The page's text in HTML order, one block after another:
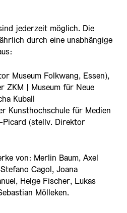
jederzeit möglich. Die
durch eine unabhängige
Museum Folkwang, Essen),
ZKM | Museum für Neue
Kuball
Kunsthochschule für Medien
Picard (stellv. Direktor
von: Merlin Baum, Axel
Cagol, Joana
Helge Fischer, Lukas
Mölleken.